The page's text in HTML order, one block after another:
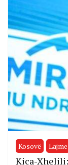
Kosovë Lajme
Kica-Xhelili: